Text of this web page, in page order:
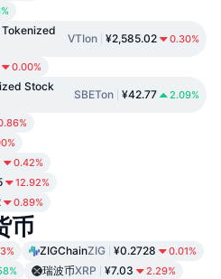
VTIon ¥2,585.02 0.30%
0.00%
Stock
SBETon ¥42.77 2.09%
0.42%
12.92%
0.89%
币
ZIGChainZIG ¥0.2728 0.01%
瑞波币XRP ¥7.03 2.29%